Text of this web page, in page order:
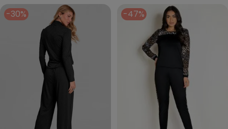
-30%
-47%